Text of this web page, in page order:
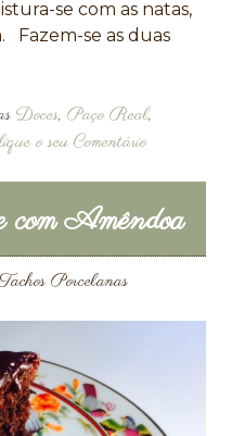
se com as natas,
Fazem-se as duas
Doces, Paço Real,
o seu Comentário
com Amêndoa
Porcelanas